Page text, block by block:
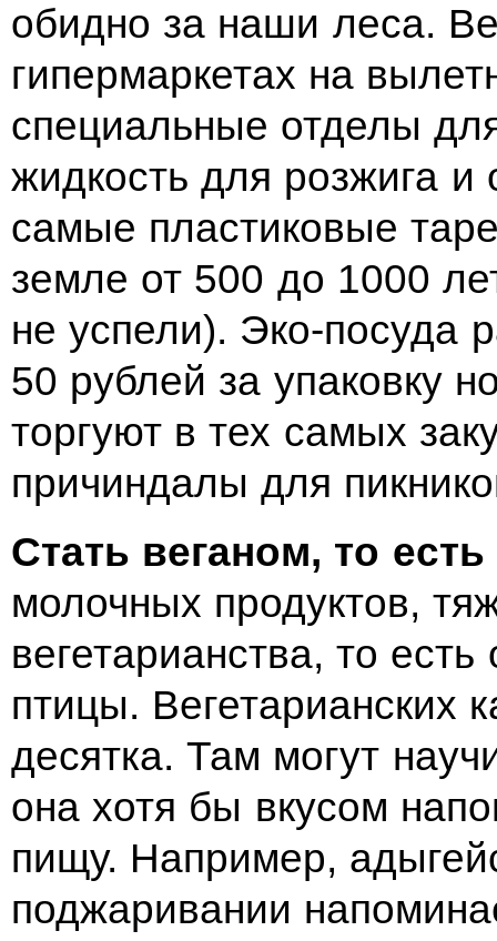
обидно за наши леса.
гипермаркетах на
специальные отделы
жидкость для розжига и
самые пластиковые
земле от 500 до 1000
не успели). Эко-посуда
50 рублей за упаковку
торгуют в тех самых
причиндалы для
Стать веганом, то есть
молочных продуктов,
вегетарианства, то
птицы. Вегетарианских
десятка. Там могут
она хотя бы вкусом
пищу. Например,
поджаривании